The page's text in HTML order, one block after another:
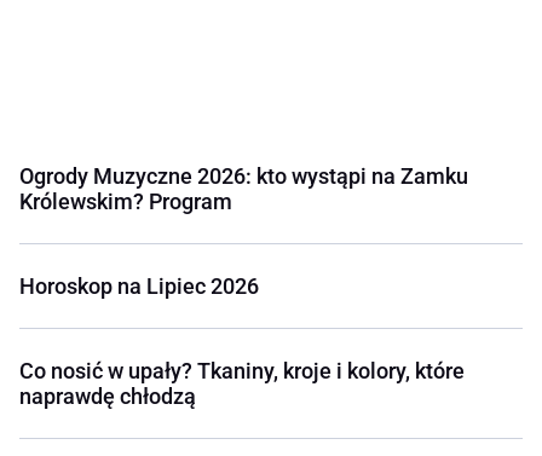
Ogrody Muzyczne 2026: kto wystąpi na Zamku
Królewskim? Program
Horoskop na Lipiec 2026
Co nosić w upały? Tkaniny, kroje i kolory, które
naprawdę chłodzą